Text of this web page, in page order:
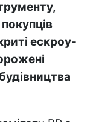
ескроу-